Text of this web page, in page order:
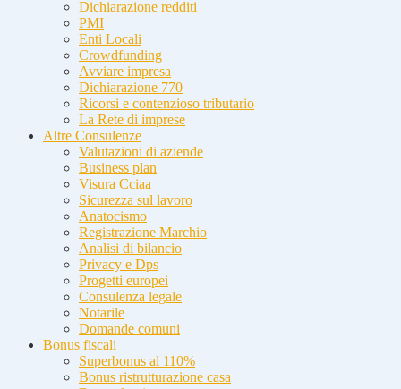
Dichiarazione redditi
PMI
Enti Locali
Crowdfunding
Avviare impresa
Dichiarazione 770
Ricorsi e contenzioso tributario
La Rete di imprese
Altre Consulenze
Valutazioni di aziende
Business plan
Visura Cciaa
Sicurezza sul lavoro
Anatocismo
Registrazione Marchio
Analisi di bilancio
Privacy e Dps
Progetti europei
Consulenza legale
Notarile
Domande comuni
Bonus fiscali
Superbonus al 110%
Bonus ristrutturazione casa